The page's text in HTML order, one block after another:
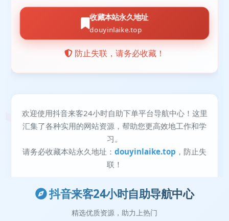
抖音来客24小时自助导航中心
精选优质资源，助力上热门